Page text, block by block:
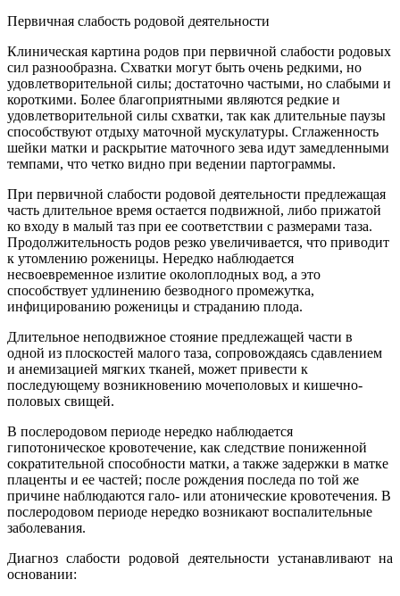
Первичная слабость родовой деятельности
Клиническая картина родов при первичной слабости родовых
сил разнообразна. Схватки могут быть очень редкими, но
удовлетворительной силы; достаточно частыми, но слабыми и
короткими. Более благоприятными являются редкие и
удовлетворительной силы схватки, так как длительные паузы
способствуют отдыху маточной мускулатуры. Сглаженность
шейки матки и раскрытие маточного зева идут замедленными
темпами, что четко видно при ведении партограммы.
При первичной слабости родовой деятельности предлежащая
часть длительное время остается подвижной, либо прижатой
ко входу в малый таз при ее соответствии с размерами таза.
Продолжительность родов резко увеличивается, что приводит
к утомлению роженицы. Нередко наблюдается
несвоевременное излитие околоплодных вод, а это
способствует удлинению безводного промежутка,
инфицированию роженицы и страданию плода.
Длительное неподвижное стояние предлежащей части в
одной из плоскостей малого таза, сопровождаясь сдавлением
и анемизацией мягких тканей, может привести к
последующему возникновению мочеполовых и кишечно-
половых свищей.
В послеродовом периоде нередко наблюдается
гипотоническое кровотечение, как следствие пониженной
сократительной способности матки, а также задержки в матке
плаценты и ее частей; после рождения последа по той же
причине наблюдаются гало- или атонические кровотечения. В
послеродовом периоде нередко возникают воспалительные
заболевания.
Диагноз слабости родовой деятельности устанавливают на
основании: